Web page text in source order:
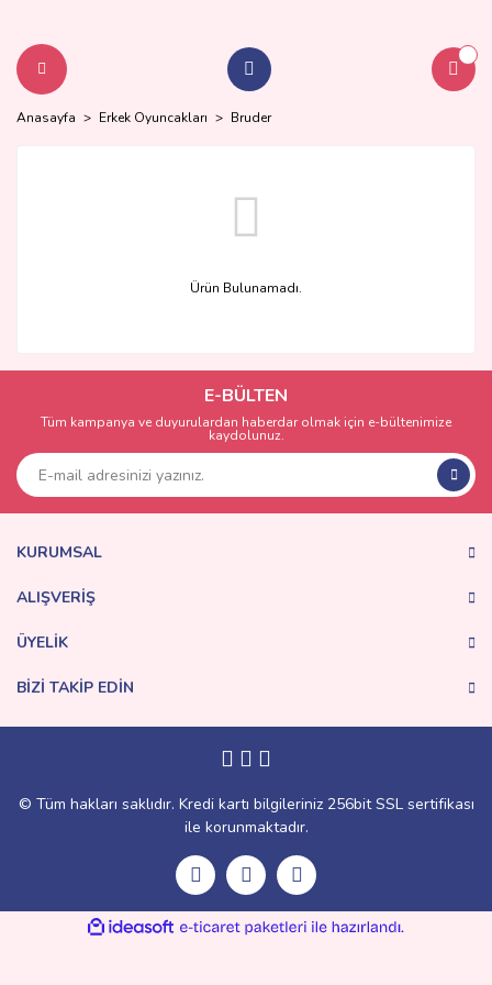
Anasayfa Erkek Oyuncakları Bruder
Ürün Bulunamadı.
E-BÜLTEN
Tüm kampanya ve duyurulardan haberdar olmak için e-bültenimize
kaydolunuz.
KURUMSAL
ALIŞVERİŞ
ÜYELİK
BİZİ TAKİP EDİN
© Tüm hakları saklıdır. Kredi kartı bilgileriniz 256bit SSL sertifikası
ile korunmaktadır.
ideasoft
e-